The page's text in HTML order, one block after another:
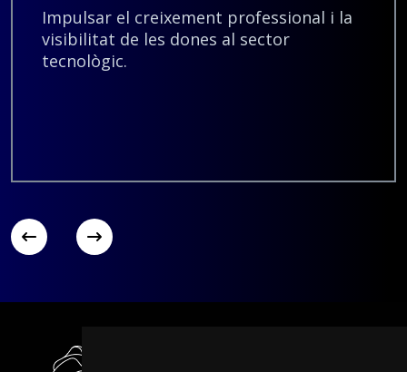
Impulsar el creixement professional i la
visibilitat de les dones al sector
tecnològic.